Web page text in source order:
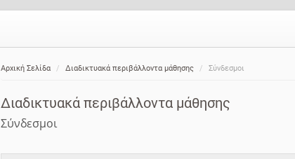
Αρχική Σελίδα Διαδικτυακά περιβάλλοντα μάθησης Σύνδεσμοι
Διαδικτυακά περιβάλλοντα μάθησης
Σύνδεσμοι